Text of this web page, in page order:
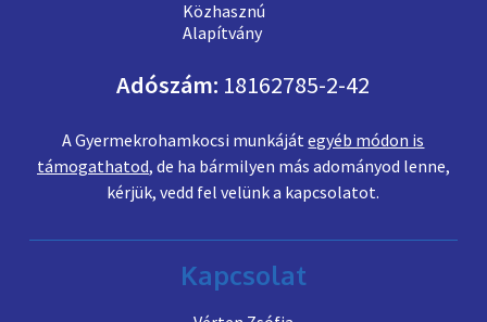
Adószám: 18162785-2-42
A Gyermekrohamkocsi munkájátegyéb módon is
támogathatod, de ha bármilyen más adományod lenne,
kérjük, vedd fel velünk a kapcsolatot.
Kapcsolat